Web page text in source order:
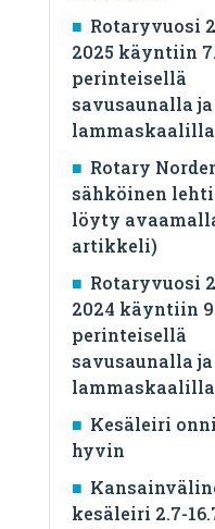
Rotaryvuosi
2025 käyntiin
perinteisellä
savusaunalla ja
lammaskaalilla
Rotary
sähköinen
löyty
artikkeli)
Rotaryvuosi
2024 käyntiin
perinteisellä
savusaunalla ja
lammaskaalilla
Kesäleiri
hyvin
kesäleiri 2.7-